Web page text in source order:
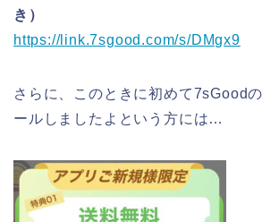
き）
https://link.7sgood.com/s/DMgx9
さらに、このときに初めて7sGood
ールしましたよという方には…